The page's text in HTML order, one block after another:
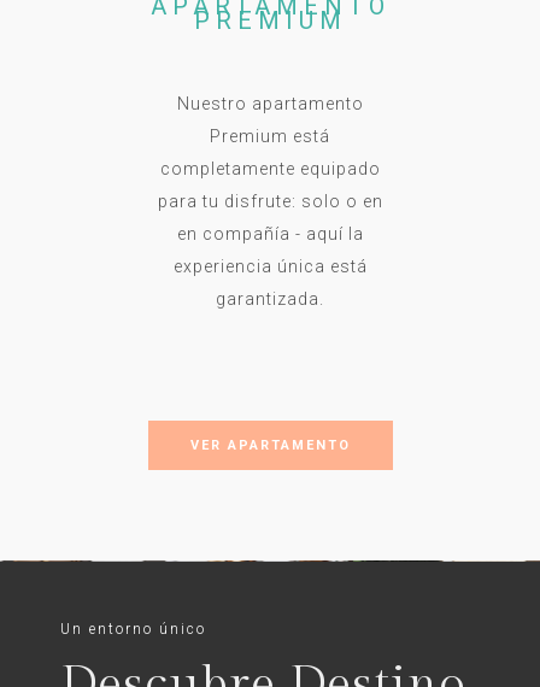
APARTAMENTO
PREMIUM
Nuestro apartamento
Premium está
completamente equipado
para tu disfrute: solo o en
en compañía - aquí la
experiencia única está
garantizada.
VER APARTAMENTO
Un entorno único